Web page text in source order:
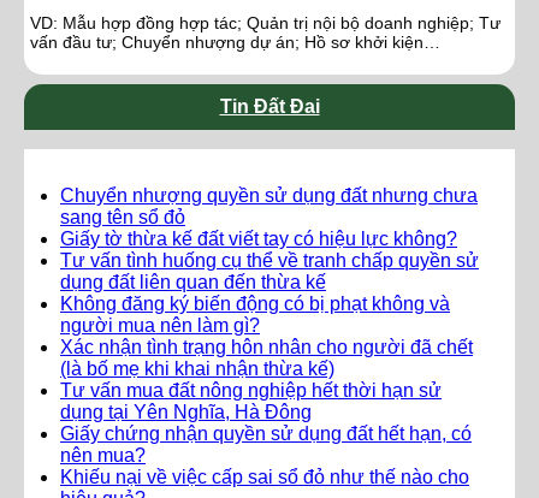
VD: Mẫu hợp đồng hợp tác; Quản trị nội bộ doanh nghiệp; Tư
vấn đầu tư; Chuyển nhượng dự án; Hồ sơ khởi kiện…
Tin Đất Đai
Chuyển nhượng quyền sử dụng đất nhưng chưa
sang tên sổ đỏ
Giấy tờ thừa kế đất viết tay có hiệu lực không?
Tư vấn tình huống cụ thể về tranh chấp quyền sử
dụng đất liên quan đến thừa kế
Không đăng ký biến động có bị phạt không và
người mua nên làm gì?
Xác nhận tình trạng hôn nhân cho người đã chết
(là bố mẹ khi khai nhận thừa kế)
Tư vấn mua đất nông nghiệp hết thời hạn sử
dụng tại Yên Nghĩa, Hà Đông
Giấy chứng nhận quyền sử dụng đất hết hạn, có
nên mua?
Khiếu nại về việc cấp sai sổ đỏ như thế nào cho